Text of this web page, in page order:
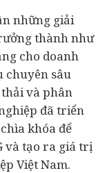
những giải
thành như
cho doanh
chuyên sâu
và phân
đã triển
khóa để
và tạo ra giá trị
Việt Nam.